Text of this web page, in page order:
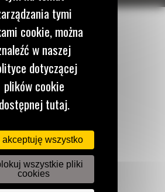
W KONTAKCIE
Zadzwoń do nas
122 100 122
tymi
cookie, można
w naszej
dotyczącej
plików cookie
dostępnej tutaj.
akceptuję wszystko
wszystkie pliki
cookies